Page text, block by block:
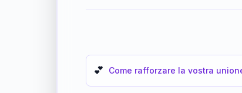
💕 Come rafforzare la vostra